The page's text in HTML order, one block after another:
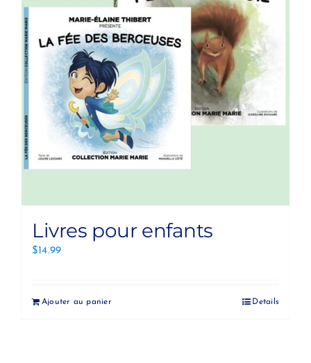
Livres pour enfants
$14.99
Ajouter au panier Details